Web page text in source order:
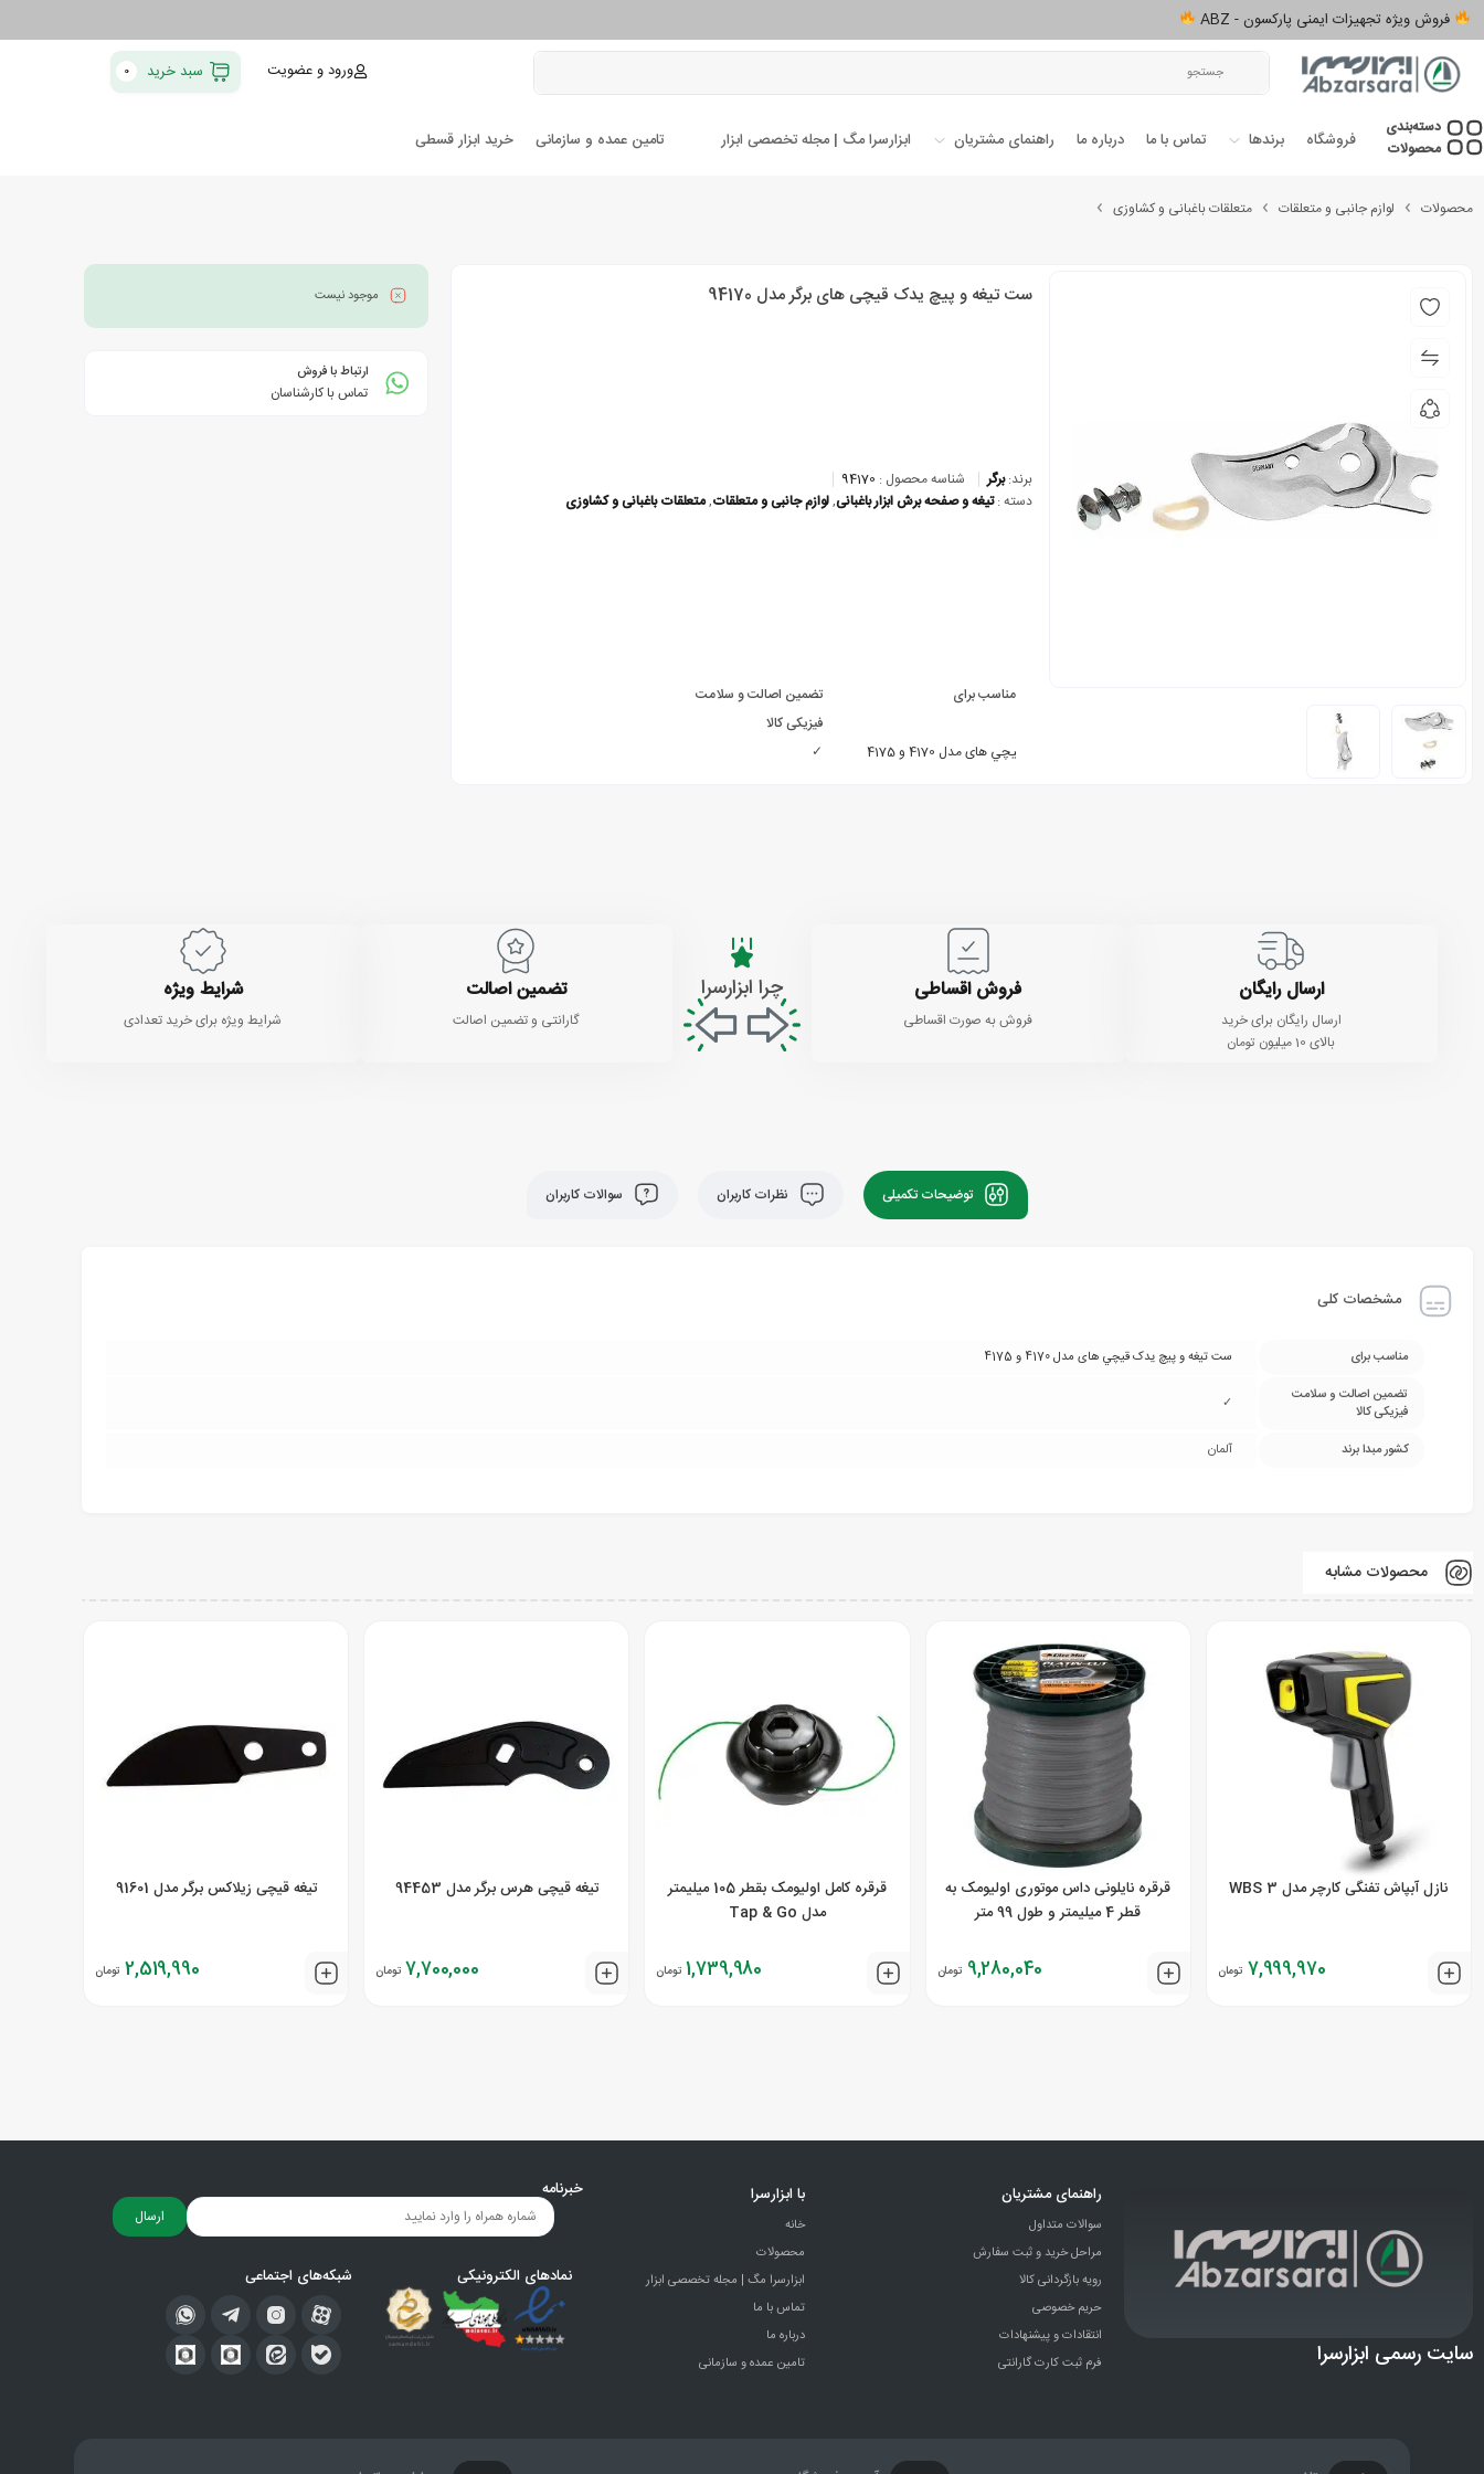
فروش ویژه تجهیزات ایمنی پارکسون - ABZ
ورود و عضویت سبد خرید 0
دسته‌بندی‌
محصولات
فروشگاه برندها تماس با ما درباره ما راهنمای مشتریان ابزارسرا مگ | مجله تخصصی ابزار تامین عمده و سازمانی خرید ابزار قسطی
محصولات لوازم جانبی و متعلقات متعلقات باغبانی و کشاوزی
ست تیغه و پیچ یدک قیچی های برگر مدل 94170
برند:برگر شناسه محصول : 94170
دسته :تیغه و صفحه برش ابزار باغبانی,لوازم جانبی و متعلقات,متعلقات باغبانی و کشاوزی
مناسب برای
ست تیغه و پیچ يدک قيچي های مدل 4170 و 4175
تضمین اصالت و سلامت
فیزیکی کالا
✓
موجود نیست
ارتباط با فروش
تماس با کارشناسان
ارسال رایگان
ارسال رایگان برای خرید
بالای 10 میلیون تومان
فروش اقساطی
فروش به صورت اقساطی
چرا ابزارسرا تضمین اصالت
گارانتی و تضمین اصالت
شرایط ویژه
شرایط ویژه برای خرید تعدادی
توضیحات تکمیلی نظرات کاربران سوالات کاربران
مشخصات کلی
مناسب برای
ست تیغه و پیچ يدک قيچي های مدل 4170 و 4175
تضمین اصالت و سلامت
فیزیکی کالا
✓
کشور مبدا برند آلمان
محصولات مشابه
نازل آبپاش تفنگی کارچر مدل WBS 3
7,999,970 تومان
قرقره نایلونی داس موتوری اولیومک به
قطر 4 میلیمتر و طول 99 متر
9,280,040 تومان
قرقره کامل اولیومک بقطر 105 میلیمتر
مدل Tap & Go
1,739,980 تومان
تیغه قیچی هرس برگر مدل 94453
7,700,000 تومان
تیغه قیچی زیلاکس برگر مدل 91601
2,519,990 تومان
سایت رسمی ابزارسرا
راهنمای مشتریان
سوالات متداول
مراحل خرید و ثبت سفارش
رویه بازگردانی کالا
حریم خصوصی
انتقادات و پيشنهادات
فرم ثبت کارت گارانتی
با ابزارسرا
خانه
محصولات
ابزارسرا مگ | مجله تخصصی ابزار
تماس با ما
درباره ما
تامین عمده و سازمانی
خبرنامه
ارسال
نمادهای الکترونیکی شبکه‌های اجتماعی